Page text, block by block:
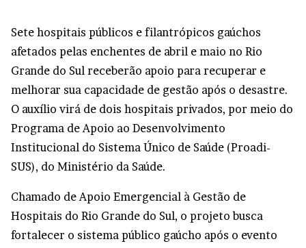
Sete hospitais públicos e filantrópicos gaúchos
afetados pelas enchentes de abril e maio no Rio
Grande do Sul receberão apoio para recuperar e
melhorar sua capacidade de gestão após o desastre.
O auxílio virá de dois hospitais privados, por meio do
Programa de Apoio ao Desenvolvimento
Institucional do Sistema Único de Saúde (Proadi-
SUS), do Ministério da Saúde.
Chamado de Apoio Emergencial à Gestão de
Hospitais do Rio Grande do Sul, o projeto busca
fortalecer o sistema público gaúcho após o evento